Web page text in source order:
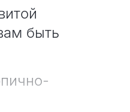
быть